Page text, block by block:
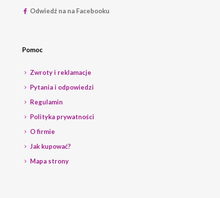
Odwiedź na na Facebooku
Pomoc
Zwroty i reklamacje
Pytania i odpowiedzi
Regulamin
Polityka prywatności
O firmie
Jak kupować?
Mapa strony